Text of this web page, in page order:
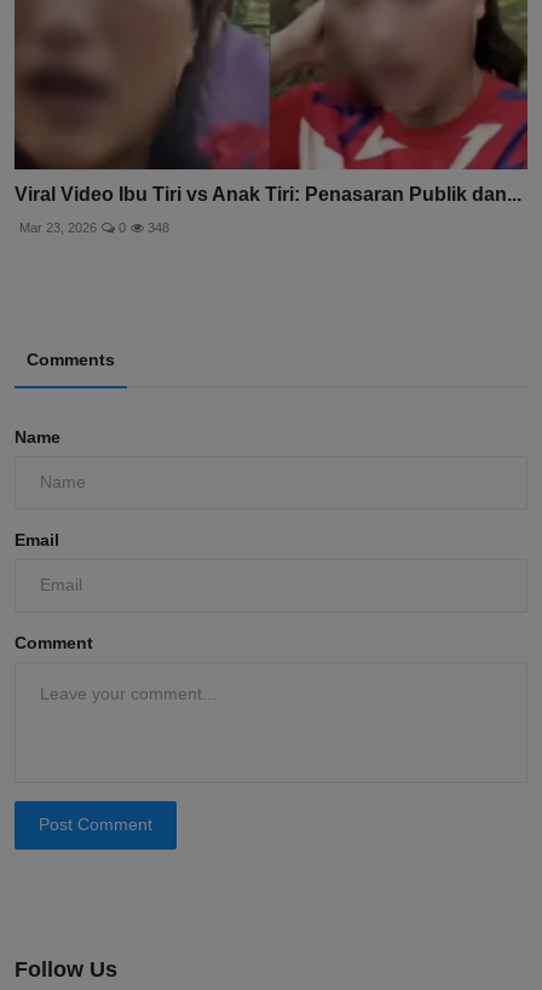
Viral Video Ibu Tiri vs Anak Tiri: Penasaran Publik dan...
Mar 23, 2026 0 348
Comments
Name
Email
Comment
Post Comment
Follow Us